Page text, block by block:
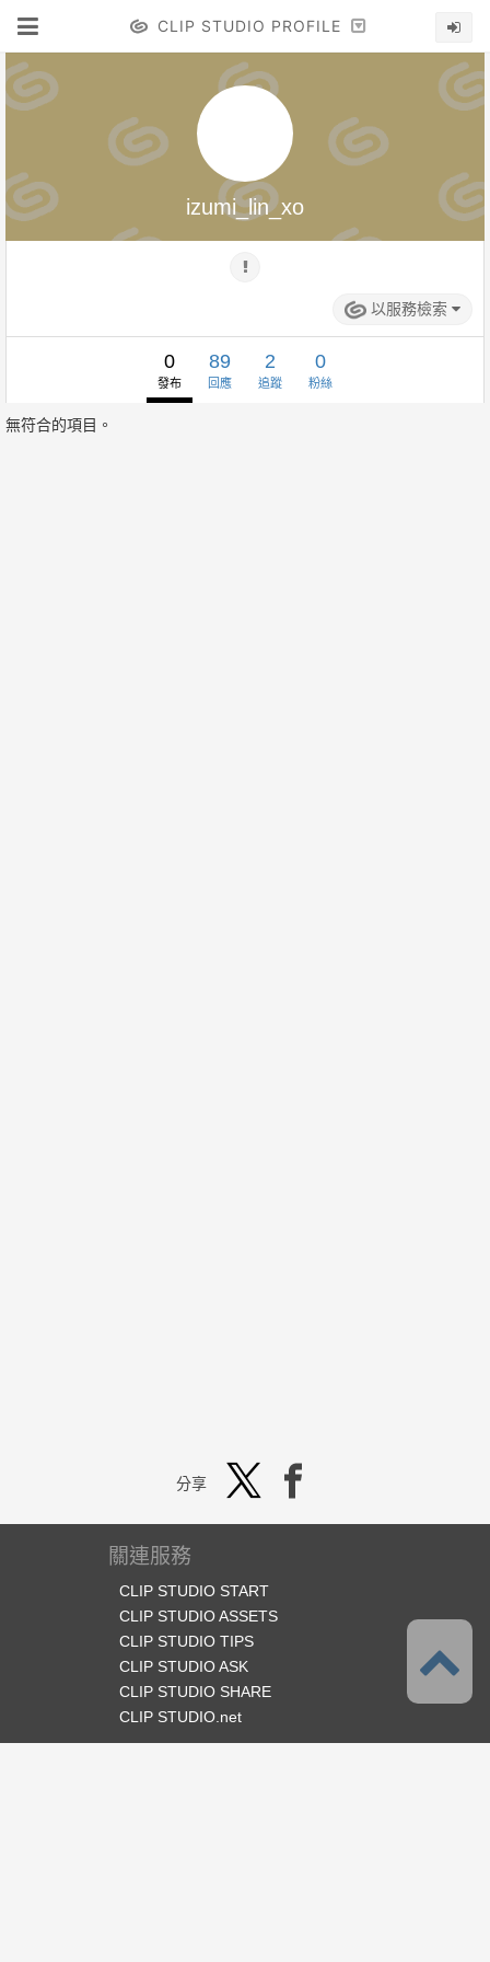
CLIP STUDIO PROFILE
izumi_lin_xo
以服務檢索
0
發布
89
回應
2
追蹤
0
粉絲
無符合的項目。
分享
關連服務
CLIP STUDIO START
CLIP STUDIO ASSETS
CLIP STUDIO TIPS
CLIP STUDIO ASK
CLIP STUDIO SHARE
CLIP STUDIO.net